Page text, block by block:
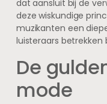
dat aansluit bij de
deze wiskundige
muzikanten een
luisteraars betrekken
De
mode